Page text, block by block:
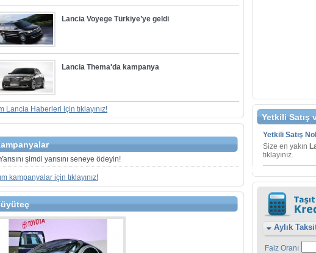
Lancia Voyege Türkiye’ye geldi
Lancia Thema'da kampanya
Lancia Haberleri için tıklayınız!
şimdi yarısını seneye ödeyin!
kampanyalar için tıklayınız!
Yetkili Satış
Yetkili Satış
Size en yakın
tıklayınız.
Aylık
Faiz Oranı